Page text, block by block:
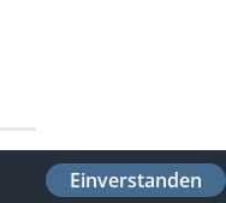
Einverstanden